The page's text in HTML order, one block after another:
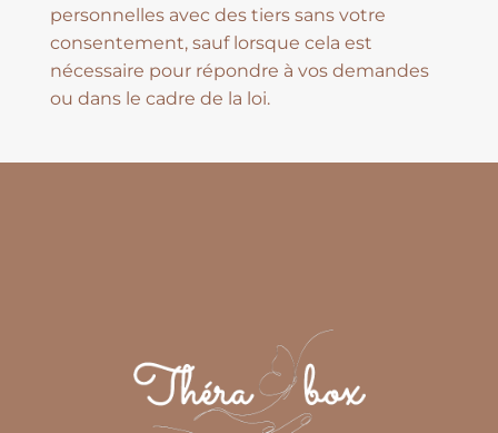
personnelles avec des tiers sans votre
consentement, sauf lorsque cela est
nécessaire pour répondre à vos demandes
ou dans le cadre de la loi.